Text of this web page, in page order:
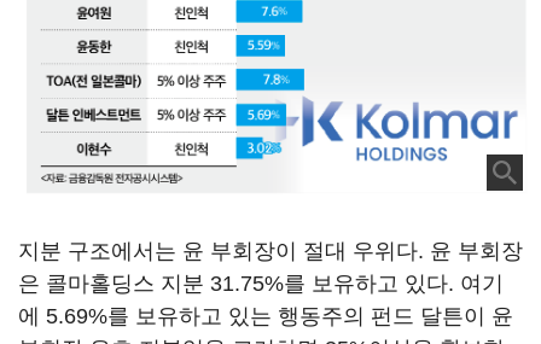
지분 구조에서는 윤 부회장이 절대 우위다. 윤 부회장
은 콜마홀딩스 지분 31.75%를 보유하고 있다. 여기
에 5.69%를 보유하고 있는 행동주의 펀드 달튼이 윤